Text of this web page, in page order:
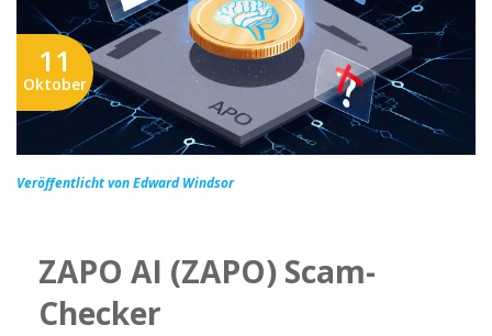
11
Oktober
Veröffentlicht von Edward Windsor
ZAPO AI (ZAPO) Scam-
Checker